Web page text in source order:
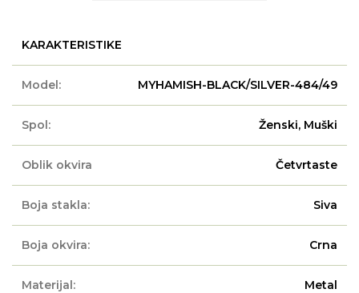
KARAKTERISTIKE
Model: MYHAMISH-BLACK/SILVER-484/49
Spol: Ženski, Muški
Oblik okvira Četvrtaste
Boja stakla: Siva
Boja okvira: Crna
Materijal: Metal